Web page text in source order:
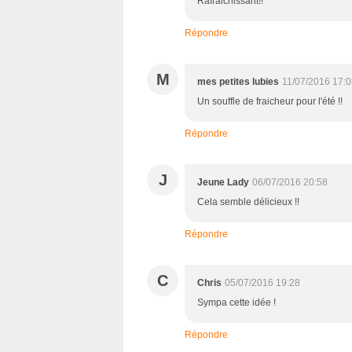
Répondre
M mes petites lubies 11/07/2016
Un souffle de fraicheur pour l'été !!
Répondre
J Jeune Lady 06/07/2016 20:58
Cela semble délicieux !!
Répondre
C Chris 05/07/2016 19:28
Sympa cette idée !
Répondre